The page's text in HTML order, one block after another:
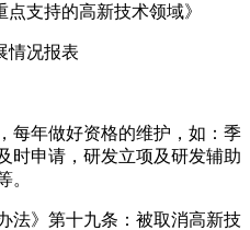
支持的高新技术领域》
况报表
年做好资格的维护，如：季
时申请，研发立项及研发辅助
。
》第十九条：被取消高新技